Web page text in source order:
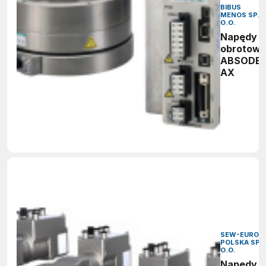
BIBUS
MENOS SP. Z
O.O.
Napędy
obrotowe
AX
SEW-
POLSKA SP.
O.O.